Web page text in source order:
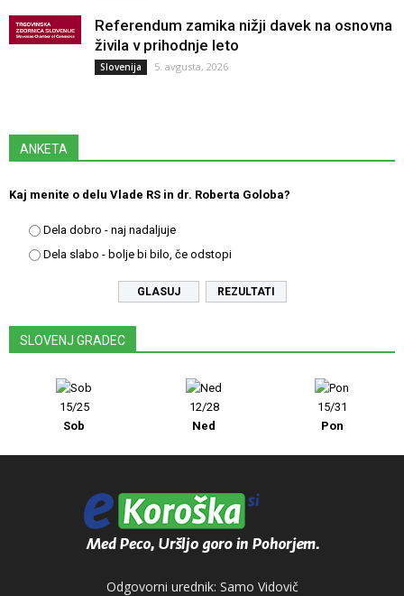
Referendum zamika nižji davek na osnovna
živila v prihodnje leto
Slovenija 5. avgusta, 2026
ANKETA
Kaj menite o delu Vlade RS in dr. Roberta Goloba?
Dela dobro - naj nadaljuje
Dela slabo - bolje bi bilo, če odstopi
REZULTATI
SLOVENJ GRADEC
15/25
Sob
12/28
Ned
15/31
Pon
Odgovorni urednik: Samo Vidovič